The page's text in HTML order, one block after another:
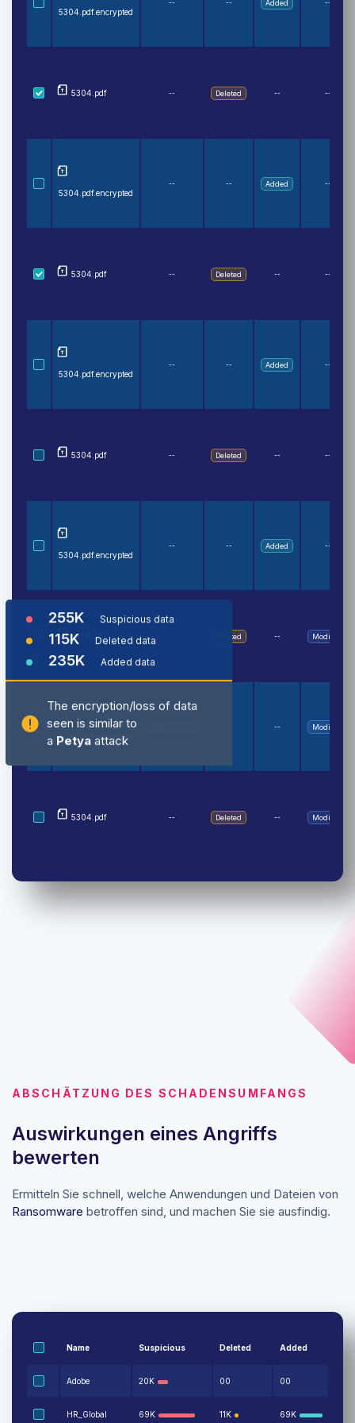
5304.pdf.encrypted
-- -- Added --
5304.pdf -- Deleted -- --
5304.pdf.encrypted
-- -- Added --
5304.pdf -- Deleted -- --
5304.pdf.encrypted
-- -- Added --
5304.pdf -- Deleted -- --
5304.pdf.encrypted
-- -- Added --
5304.pdf Deleted -- Modified
5304.pdf.encrypted
-- Modified
5304.pdf -- Deleted -- Modified
255K Suspicious data
115K Deleted data
235K Added data
The encryption/loss of data
seen is similar to
a Petya attack
ABSCHÄTZUNG DES SCHADENSUMFANGS
Auswirkungen eines Angriffs
bewerten
Ermitteln Sie schnell, welche Anwendungen und Dateien von
Ransomware betroffen sind, und machen Sie sie ausfindig.
Name Suspicious Deleted Added
Adobe 20K 00 00
HR_Global 69K 11K 69K